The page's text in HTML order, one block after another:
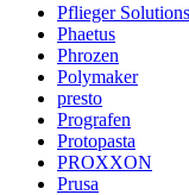
Pflieger Solutions
Phaetus
Phrozen
Polymaker
presto
Prografen
Protopasta
PROXXON
Prusa